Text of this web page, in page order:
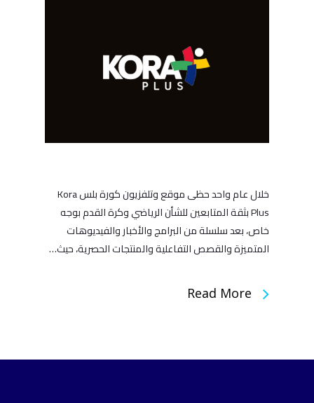
خلال عام واحد حظى موقع وتلفزيون كورة بلس Kora
Plus بثقة المتابعين للشأن الرياضي وكرة القدم بوجه
خاص، بعد سلسلة من البرامج والأخبار والفيديوهات
المتميزة والقصص التفاعلية والمنتجات الحصرية، حيث…
Read More